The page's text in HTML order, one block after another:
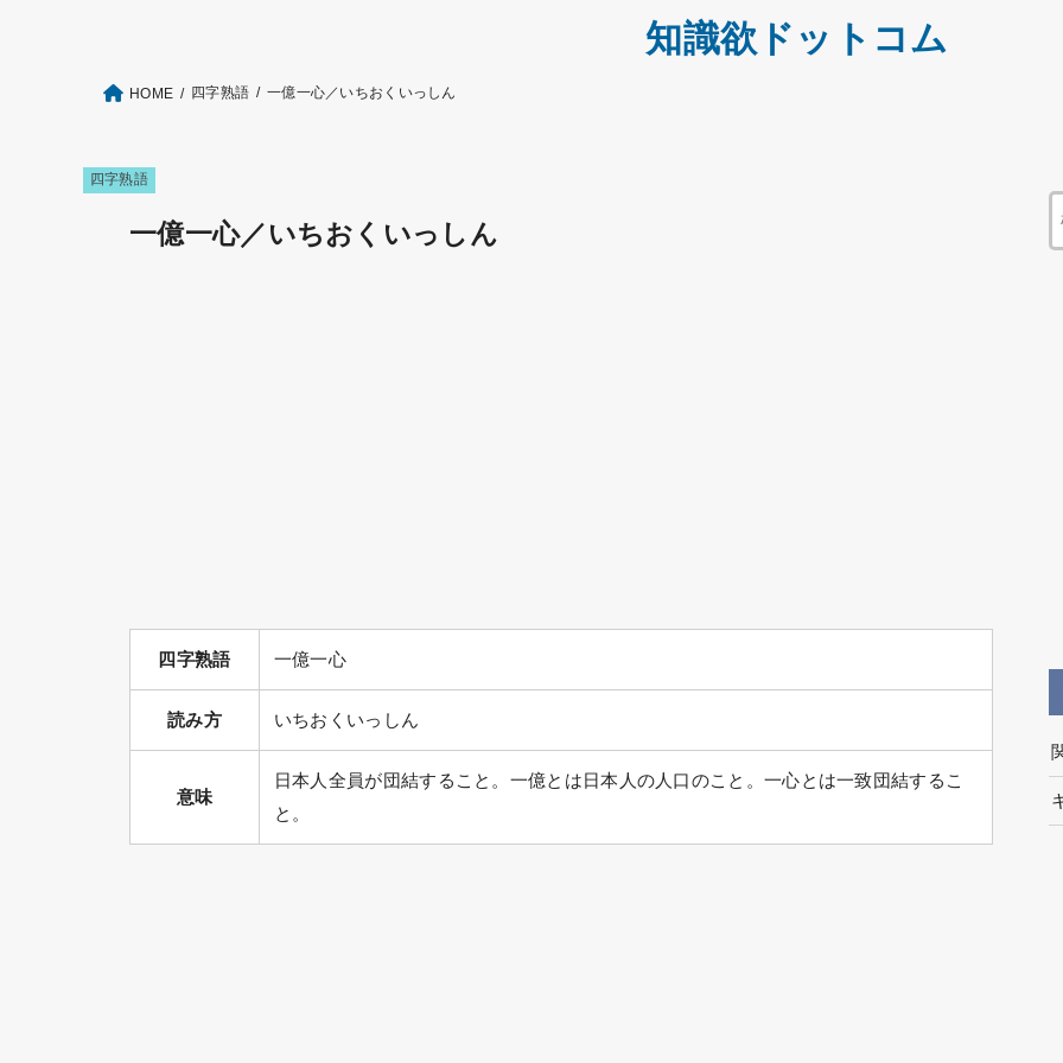
知識欲ドットコム
HOME 四字熟語 一億一心／いちおくいっしん
四字熟語
一億一心／いちおくいっしん
四字熟語 一億一心
読み方 いちおくいっしん
意味
日本人全員が団結すること。一億とは日本人の人口のこと。一心とは一致団結するこ
と。